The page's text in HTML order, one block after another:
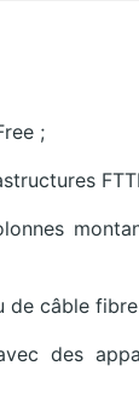
;
de câble
des